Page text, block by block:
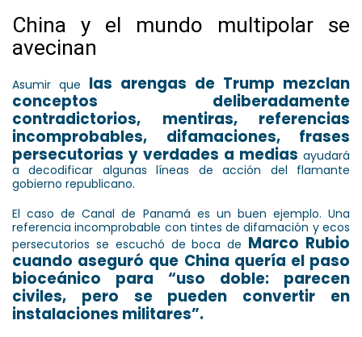
China y el mundo multipolar se
avecinan
Asumir que las arengas de Trump mezclan
conceptos deliberadamente
contradictorios, mentiras, referencias
incomprobables, difamaciones, frases
persecutorias y verdades a medias ayudará
a decodificar algunas líneas de acción del flamante
gobierno republicano.
El caso de Canal de Panamá es un buen ejemplo. Una
referencia incomprobable con tintes de difamación y ecos
persecutorios se escuchó de boca de Marco Rubio
cuando aseguró que China quería el paso
bioceánico para “uso doble: parecen
civiles, pero se pueden convertir en
instalaciones militares”.